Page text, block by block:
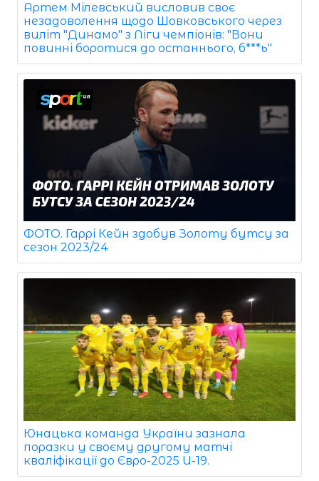
Артем Мілевський висловив своє
незадоволення щодо Шовковського через
виліт "Динамо" з Ліги чемпіонів: "Вони
повинні боротися до останнього, б***ь"
ФОТО. Гаррі Кейн здобув Золоту бутсу за
сезон 2023/24
Юнацька команда України зазнала
поразки у своєму другому матчі
кваліфікації до Євро-2025 U-19.